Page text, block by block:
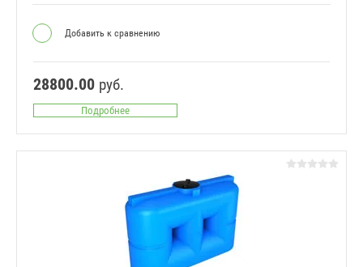
Добавить к сравнению
28800.00 руб.
Подробнее